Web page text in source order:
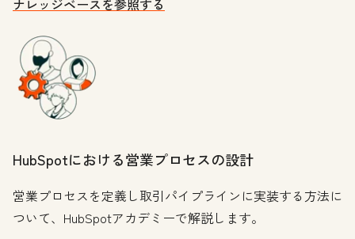
ナレッジベースを参照する
HubSpotにおける営業プロセスの設計
営業プロセスを定義し取引パイプラインに実装する方法に
ついて、HubSpotアカデミーで解説します。